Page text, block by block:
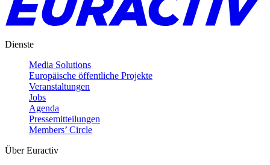
Dienste
Media Solutions
Europäische öffentliche Projekte
Veranstaltungen
Jobs
Agenda
Pressemitteilungen
Members’ Circle
Über Euractiv